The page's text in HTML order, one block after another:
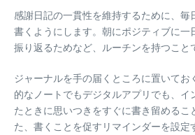
感謝日記の一貫性を維持するために、毎
書くようにします。朝にポジティブに一
振り返るためなど、ルーチンを持つこと
ジャーナルを手の届くところに置いてお
的なノートでもデジタルアプリでも、イ
たときに思いつきをすぐに書き留めるこ
た、書くことを促すリマインダーを設定